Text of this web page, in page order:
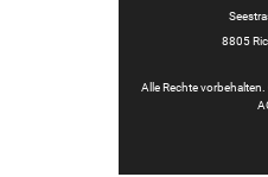
8805
Alle Rechte